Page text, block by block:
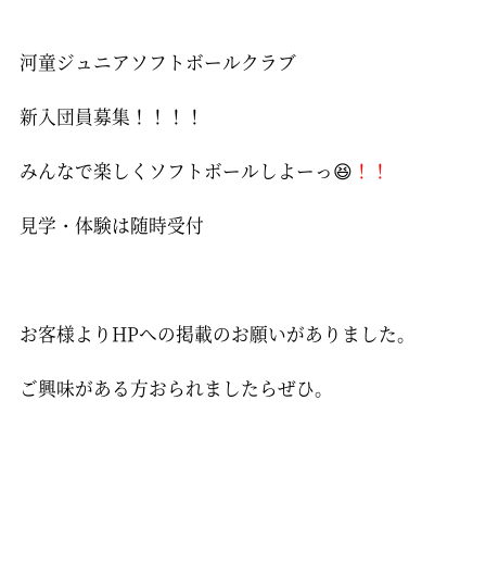
河童ジュニアソフトボールクラブ
新入団員募集！！！！
みんなで楽しくソフトボールしよーっ😆 ！！
見学・体験は随時受付
お客様よりHPへの掲載のお願いがありました。
ご興味がある方おられましたらぜひ。